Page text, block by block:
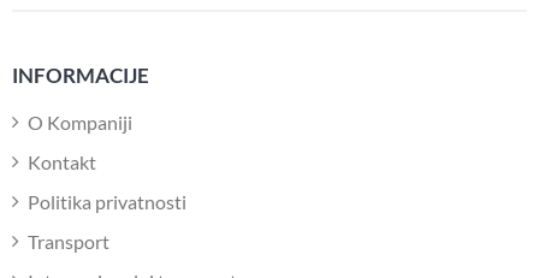
INFORMACIJE
O Kompaniji
Kontakt
Politika privatnosti
Transport